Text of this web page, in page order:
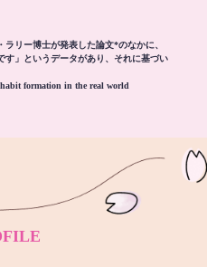
リー博士が発表した論文*のなかに、
す」というデータがあり、それに基づい
formation in the real world